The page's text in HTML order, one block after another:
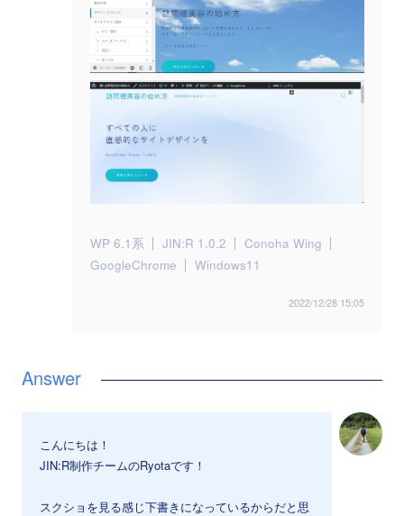
WP 6.1系 JIN:R 1.0.2
Conoha Wing
GoogleChrome
Windows11
2022/12/28 15:05
こんにちは！
JIN:R制作チームのRyotaです！
スクショを見る感じ下書きになっているからだと思